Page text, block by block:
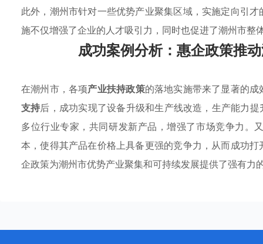
此外，潮州市针对一些优势产业聚集区域，实施定向引
施不仅增强了企业的人才吸引力，同时也促进了潮州市整
成功案例分析：惠企政策推
在潮州市，各项产业扶持政策的落地实施带来了显著的
支持后，成功实现了设备升级和生产线改造，生产能力
多位行业专家，共同研发新产品，增强了市场竞争力。
本，使得其产品在价格上具备更强的竞争力，从而成功
企政策为潮州市优势产业聚集和可持续发展提供了强有力